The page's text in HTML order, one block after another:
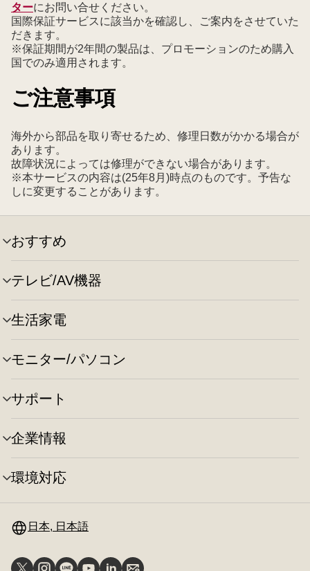
ターにお問い合せください。
国際保証サービスに該当かを確認し、ご案内をさせていた
だきます。
※保証期間が2年間の製品は、プロモーションのため購入
国でのみ適用されます。
ご注意事項
海外から部品を取り寄せるため、修理日数がかかる場合が
あります。
故障状況によっては修理ができない場合があります。
※本サービスの内容は(25年8月)時点のものです。予告な
しに変更することがあります。
おすすめ
メ
ニ
ュ
ー
の
切
り
替
え
テレビ/AV機器
メ
ニ
ュ
ー
の
切
り
替
え
生活家電
メ
ニ
ュ
ー
の
切
り
替
え
モニター/パソコン
メ
ニ
ュ
ー
の
切
り
替
え
サポート
メ
ニ
ュ
ー
の
切
り
替
企業情報
メ
ニ
ュ
ー
り
え
環境対応
メ
ー
の
り
日本, 日本語